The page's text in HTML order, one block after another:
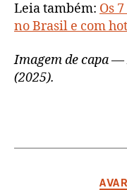
Leia também: Os
no Brasil e com
Imagem de capa
(2025).